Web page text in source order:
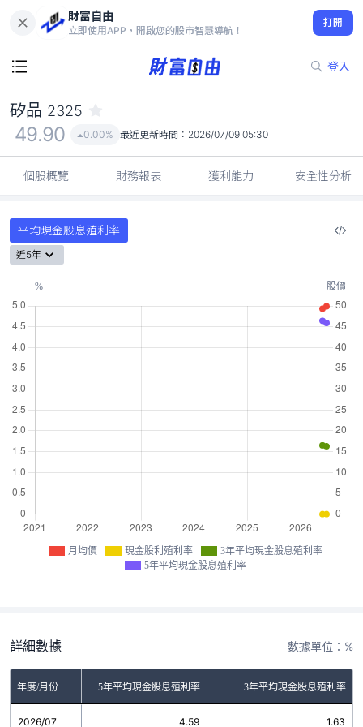
財富自由
立即使用APP，開啟您的股市智慧導航！
打開
登入
49.90
0.00%
矽品 2325
49.90 0.00% 最近更新時間： 2026/07/09 05:30
個股概覽 財務報表 獲利能力 安全性分析
平均現金股息殖利率
近5年
月均價 現金股利殖利率
3年平均現金股息殖利率
5年平均現金股息殖利率
詳細數據 數據單位：%
年度/月份
股利殖利率 5年平均現金股息殖利率 3年平均現金股息殖利率
2026/07
0.00 4.59 1.63